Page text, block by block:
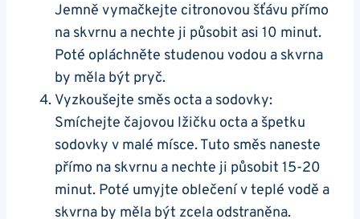
Jemně vymačkejte citronovou šťávu přímo
na skvrnu a nechte ji působit asi 10 minut.
Poté opláchněte studenou vodou a skvrna
by měla být pryč.
Vyzkoušejte směs octa a sodovky:
Smíchejte čajovou lžičku octa a špetku
sodovky v malé mísce. Tuto směs naneste
přímo na skvrnu a nechte ji působit 15-20
minut. Poté umyjte oblečení v teplé vodě a
skvrna by měla být zcela odstraněna.